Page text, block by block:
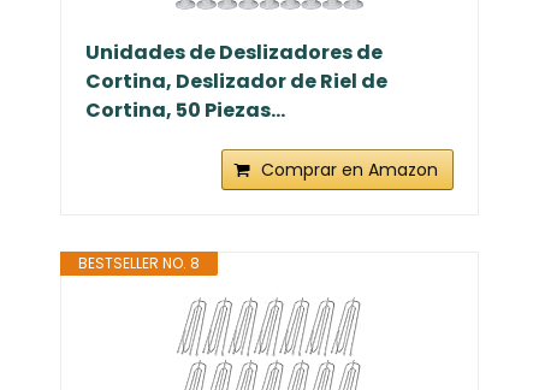
Unidades de Deslizadores de
Cortina, Deslizador de Riel de
Cortina, 50 Piezas...
Comprar en Amazon
BESTSELLER NO. 8